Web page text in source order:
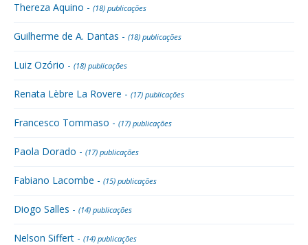
Thereza Aquino - (18) publicações
Guilherme de A. Dantas - (18) publicações
Luiz Ozório - (18) publicações
Renata Lèbre La Rovere - (17) publicações
Francesco Tommaso - (17) publicações
Paola Dorado - (17) publicações
Fabiano Lacombe - (15) publicações
Diogo Salles - (14) publicações
Nelson Siffert - (14) publicações